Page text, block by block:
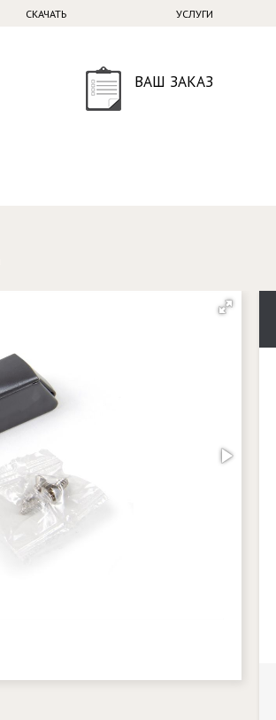
СКАЧАТЬ УСЛУГИ
ВАШ ЗАКАЗ